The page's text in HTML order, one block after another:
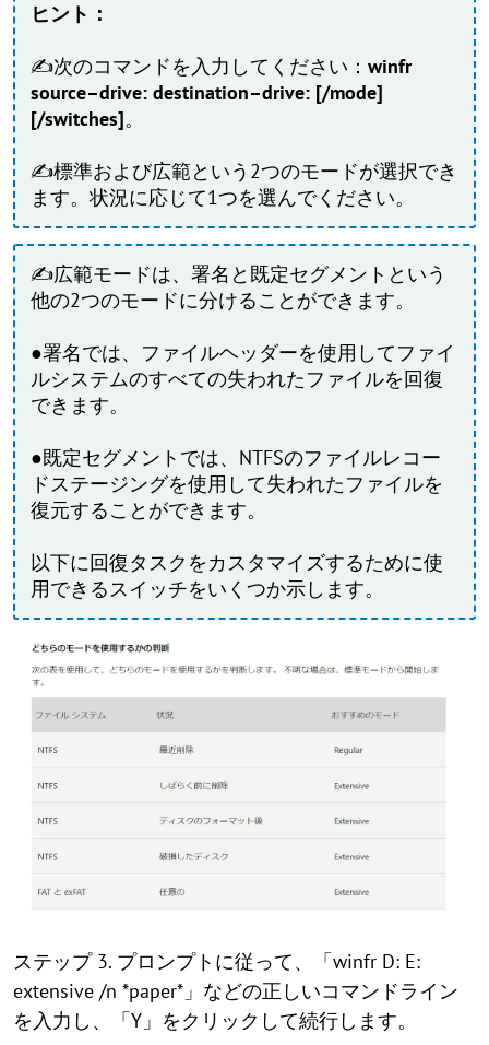
ヒント：
✍次のコマンドを入力してください： winfr
source–drive: destination–drive: [/mode]
[/switches]。
✍標準および広範という2つのモードが選択でき
ます。状況に応じて1つを選んでください。
✍広範モードは、署名と既定セグメントという
他の2つのモードに分けることができます。
●署名では、ファイルヘッダーを使用してファイ
ルシステムのすべての失われたファイルを回復
できます。
●既定セグメントでは、NTFSのファイルレコー
ドステージングを使用して失われたファイルを
復元することができます。
以下に回復タスクをカスタマイズするために使
用できるスイッチをいくつか示します。
ステップ 3. プロンプトに従って、「winfr D: E:
extensive /n *paper*」などの正しいコマンドライン
を入力し、「Y」をクリックして続行します。